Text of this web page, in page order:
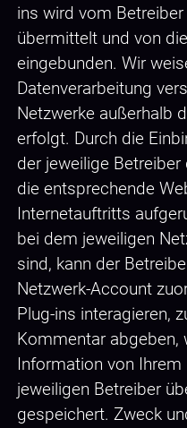
ins wird vom
übermittelt und von
eingebunden. Wir
Datenverarbeitung
Netzwerke außerhalb
erfolgt. Durch die
der jeweilige
die entsprechende
Internetauftritts
bei dem jeweiligen
sind, kann der
Netzwerk-Account
Plug-ins interagieren,
Kommentar abgeben,
Information von
jeweiligen Betreiber
gespeichert. Zweck